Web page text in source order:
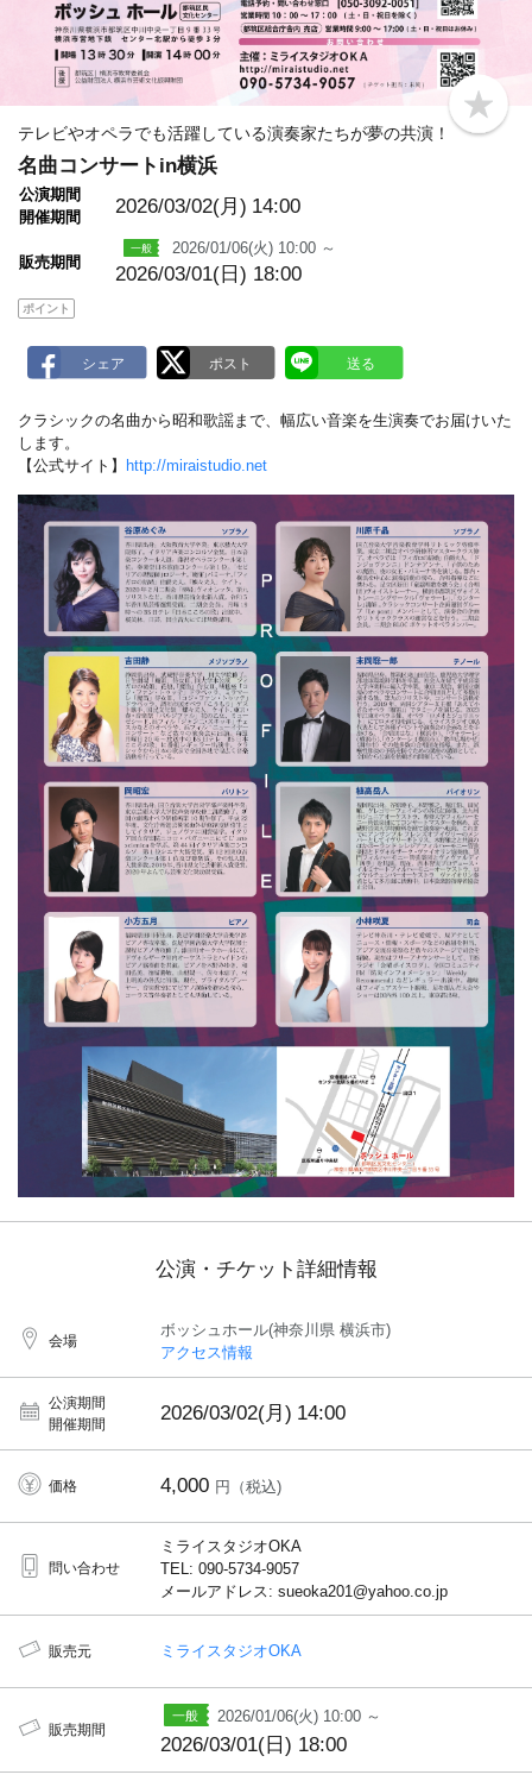
b
o
テレビやオペラでも活躍している演奏家たちが夢の共演！
名曲コンサートin横浜
公演期間
開催期間
2026/03/02(月) 14:00
販売期間
2026/01/06(火) 10:00 ～
2026/03/01(日) 18:00
ポイント
クラシックの名曲から昭和歌謡まで、幅広い音楽を生演奏でお届けいた
します。
【公式サイト】
http://miraistudio.net
公演・チケット詳細情報
会場
ボッシュホール(神奈川県 横浜市)
アクセス情報
公演期間
開催期間
2026/03/02(月) 14:00
価格 4,000 円（税込)
問い合わせ
ミライスタジオOKA
TEL: 090-5734-9057
メールアドレス: sueoka201@yahoo.co.jp
販売元 ミライスタジオOKA
販売期間
2026/01/06(火) 10:00 ～
2026/03/01(日) 18:00